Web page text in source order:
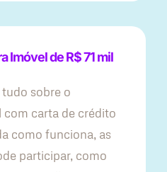
Imóvel de R$ 71 mil
sobre o
carta de crédito
como funciona, as
participar, como